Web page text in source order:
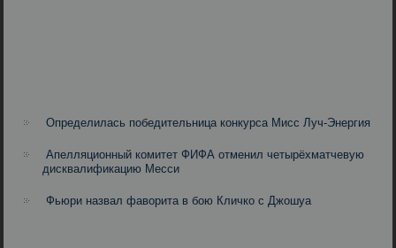
Определилась победительница конкурса Мисс Луч-Энергия
Апелляционный комитет ФИФА отменил четырёхматчевую
дисквалификацию Месси
Фьюри назвал фаворита в бою Кличко с Джошуа